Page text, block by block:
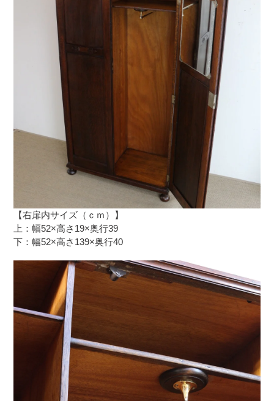
【右扉内サイズ（ｃｍ）】
上：幅52×高さ19×奥行39
下：幅52×高さ139×奥行40